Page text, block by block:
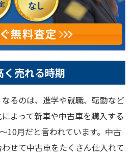
く売れる時期
るのは、進学や就職、転勤など
よって新車や中古車を購入する
10月だと言われています。中古
せて中古車をたくさん仕入れて